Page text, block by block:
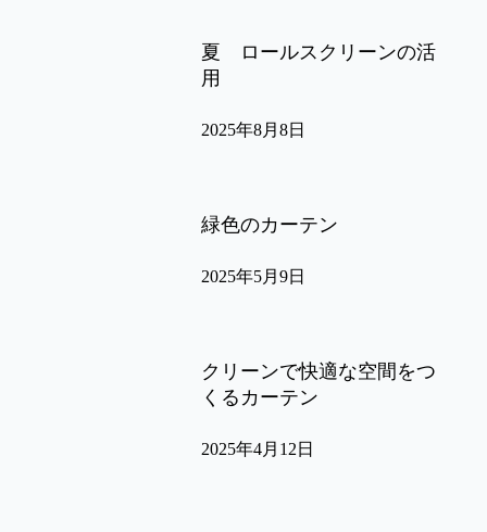
夏 ロールスクリーンの活
用
2025年8月8日
緑色のカーテン
2025年5月9日
クリーンで快適な空間をつ
くるカーテン
2025年4月12日